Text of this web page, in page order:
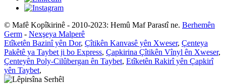
© Mafê Kopîkirinê - 2010-2023: Hemû Maf Parastî ne. Berhemên
Germ - Nexşeya Malperê
Etîketên Bazinî yên Dor, Çîtikên Kanvasê yên Xweser, Çenteya
Pakêtê ya Taybet ji bo Express, Çapkirina Çîtikên Vînyl ên Xweser,
Çenteyên Poly-Cilûbergan ên Taybet, Etîketên Rakirî yên Çapkirî
yên Taybet,